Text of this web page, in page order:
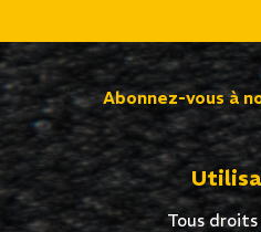
Abonnez-vous à
Tous droits